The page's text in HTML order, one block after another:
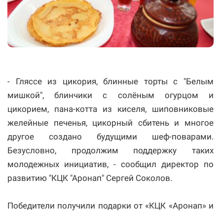
- Гляссе из цикория, блинные торты с "Белым
мишкой", блинчики с солёным огурцом и
цикорием, пана-котта из киселя, шиповниковые
желейные печенья, цикорный сбитень и многое
другое создано будущими шеф-поварами.
Безусловно, продолжим поддержку таких
молодежных инициатив, - сообщил директор по
развитию "КЦК "Аронап" Сергей Соколов.
Победители получили подарки от «КЦК «Аронап» и